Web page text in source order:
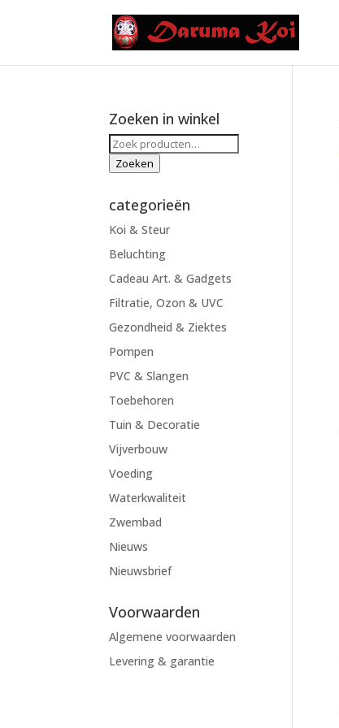
Zoeken in winkel
Zoeken
naar:
Zoeken
categorieën
Koi & Steur
Beluchting
Cadeau Art. & Gadgets
Filtratie, Ozon & UVC
Gezondheid & Ziektes
Pompen
PVC & Slangen
Toebehoren
Tuin & Decoratie
Vijverbouw
Voeding
Waterkwaliteit
Zwembad
Nieuws
Nieuwsbrief
Voorwaarden
Algemene voorwaarden
Levering & garantie